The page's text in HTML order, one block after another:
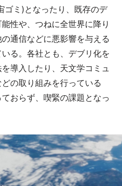
ゴミ)となったり、既存のデ
性や、つねに全世界に降り
通信などに悪影響を与える
る。各社とも、デブリ化を
導入したり、天文学コミュ
の取り組みを行っている
おらず、喫緊の課題となっ